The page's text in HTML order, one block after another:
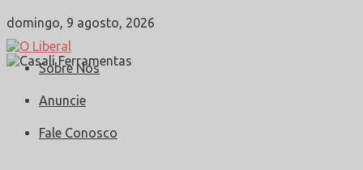
domingo, 9 agosto, 2026
Sobre Nós
Anuncie
Fale Conosco